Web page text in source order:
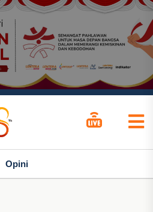
Opini